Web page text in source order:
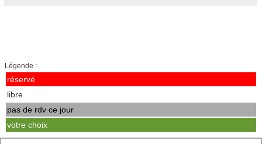
Légende :
réservé
libre
pas de rdv ce jour
votre choix